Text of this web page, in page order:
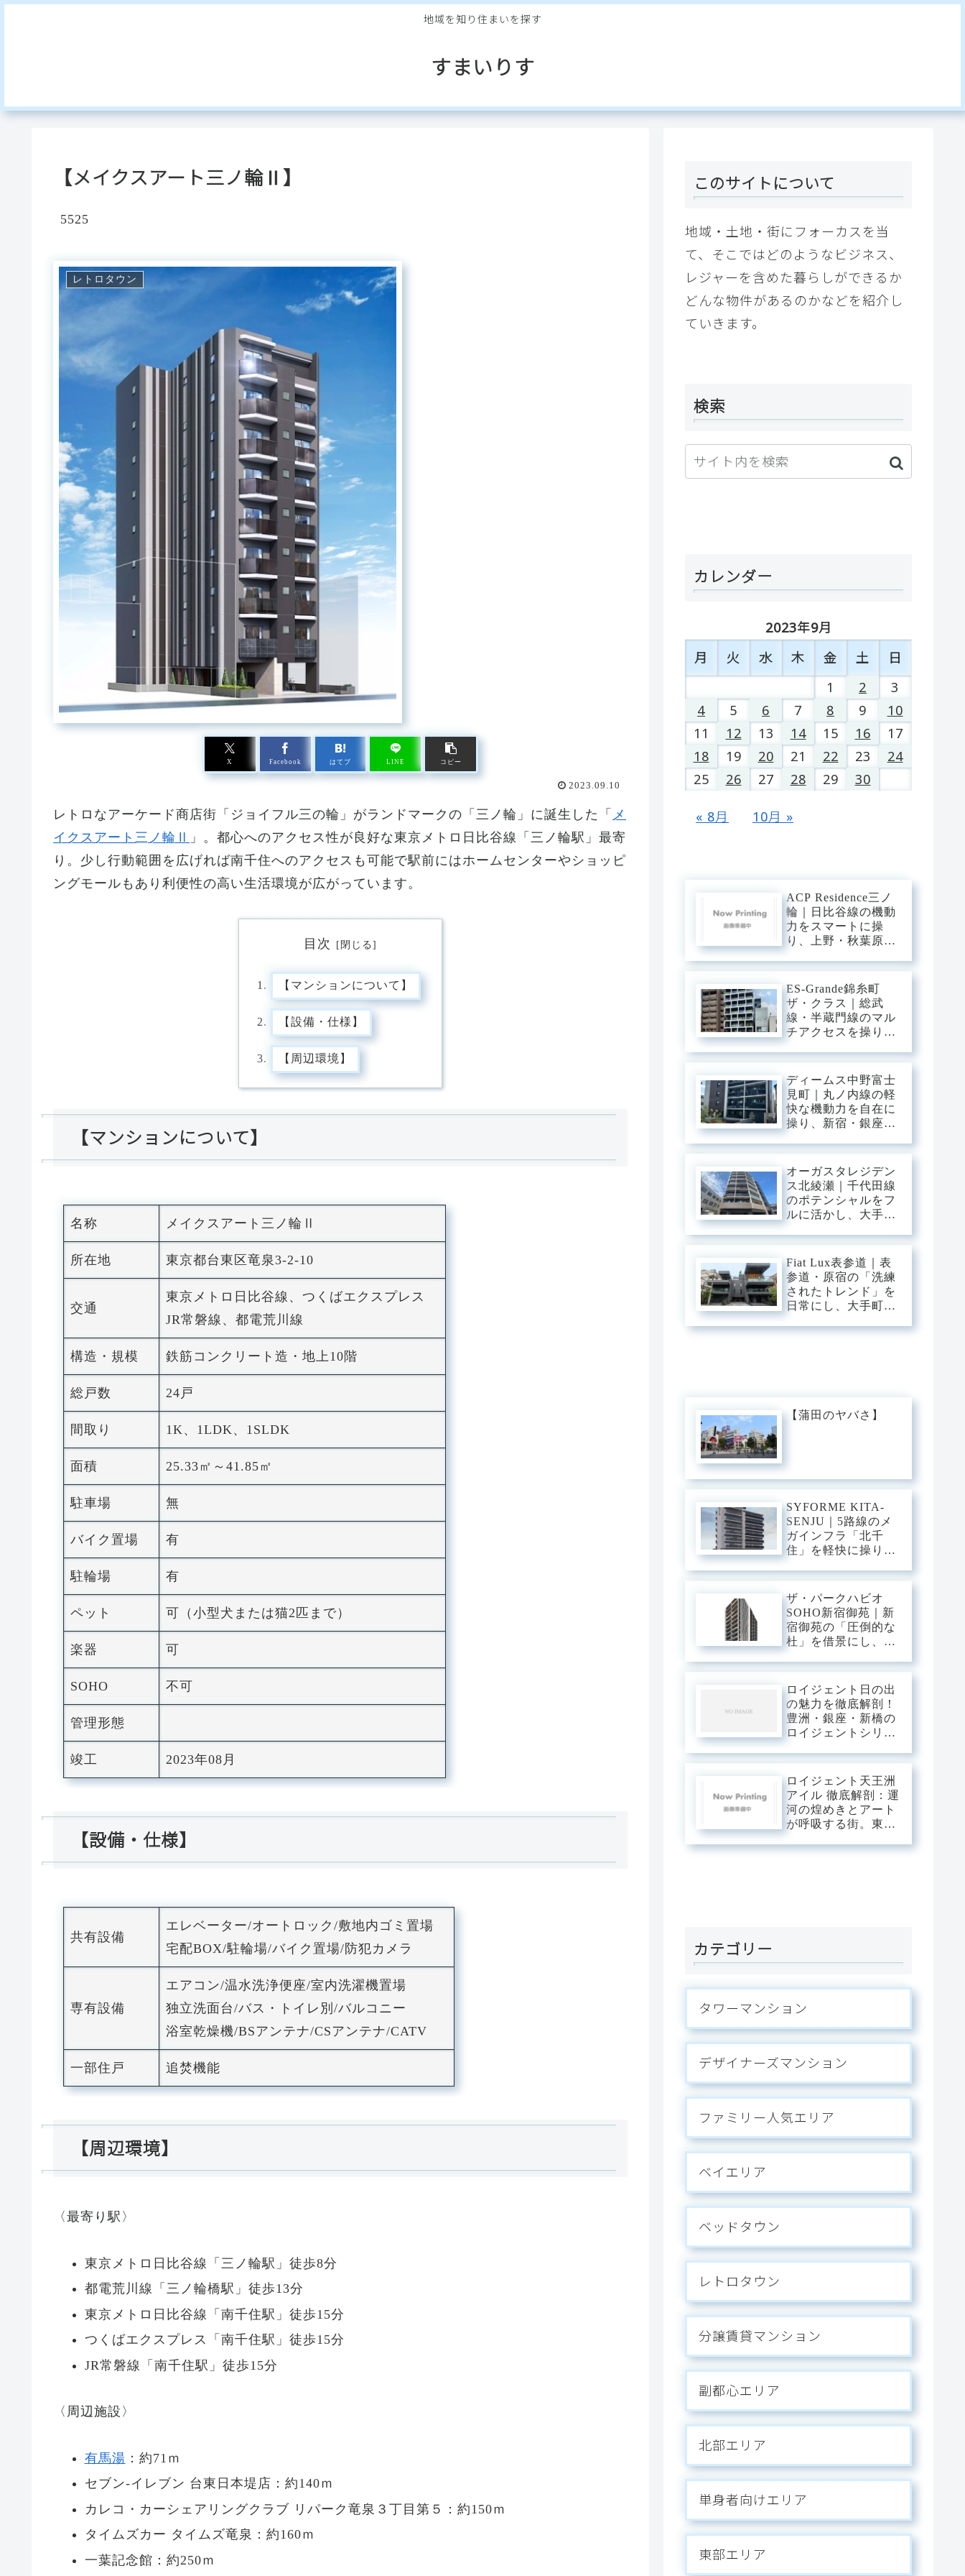
地域を知り住まいを探す
すまいりす
【メイクスアート三ノ輪Ⅱ】
5525
レトロタウン
X Facebook はてブ LINE コピー
2023.09.10
レトロなアーケード商店街「ジョイフル三の輪」がランドマークの「三ノ輪」に誕生した「 メ
イクスアート三ノ輪Ⅱ 」。都心へのアクセス性が良好な東京メトロ日比谷線「三ノ輪駅」最寄
り。少し行動範囲を広げれば南千住へのアクセスも可能で駅前にはホームセンターやショッピ
ングモールもあり利便性の高い生活環境が広がっています。
目次
【マンションについて】
【設備・仕様】
【周辺環境】
【マンションについて】
名称 メイクスアート三ノ輪Ⅱ
所在地 東京都台東区竜泉3-2-10
交通
東京メトロ日比谷線、つくばエクスプレス
JR常磐線、都電荒川線
構造・規模 鉄筋コンクリート造・地上10階
総戸数 24戸
間取り 1K、1LDK、1SLDK
面積 25.33㎡～41.85㎡
駐車場 無
バイク置場 有
駐輪場 有
ペット 可（小型犬または猫2匹まで）
楽器 可
SOHO 不可
管理形態
竣工 2023年08月
【設備・仕様】
共有設備
エレベーター/オートロック/敷地内ゴミ置場
宅配BOX/駐輪場/バイク置場/防犯カメラ
専有設備
エアコン/温水洗浄便座/室内洗濯機置場
独立洗面台/バス・トイレ別/バルコニー
浴室乾燥機/BSアンテナ/CSアンテナ/CATV
一部住戸 追焚機能
【周辺環境】
〈最寄り駅〉
東京メトロ日比谷線「三ノ輪駅」徒歩8分
都電荒川線「三ノ輪橋駅」徒歩13分
東京メトロ日比谷線「南千住駅」徒歩15分
つくばエクスプレス「南千住駅」徒歩15分
JR常磐線「南千住駅」徒歩15分
〈周辺施設〉
有馬湯 ：約71ｍ
セブン-イレブン 台東日本堤店：約140ｍ
カレコ・カーシェアリングクラブ リパーク竜泉３丁目第５：約150ｍ
タイムズカー タイムズ竜泉：約160ｍ
一葉記念館：約250ｍ
このサイトについて
地域・土地・街にフォーカスを当
て、そこではどのようなビジネス、
レジャーを含めた暮らしができるか
どんな物件があるのかなどを紹介し
ていきます。
検索
カレンダー
2023年9月
月
火 水 木 金 土
日
1
2
3
4
5 6 7 8 9
10
11
12 13 14 15 16
17
18
19 20 21 22 23
24
25
26 27 28 29 30
« 8月 10月 »
ACP Residence三ノ
輪｜日比谷線の機動
力をスマートに操
り、上野・秋葉原・
三ノ輪の「味わい深
い情緒」を普段使い
にし、静穏な私域に
寛ぐアーバン・ベー
ス。
ES-Grande錦糸町
ザ・クラス｜総武
線・半蔵門線のマル
チアクセスを操り、
へ一直線。錦糸町の
「先進インフラ」を
普段使いにし、静穏
な私域に寛ぐアーバ
ン・ベース。
ディームス中野富士
見町｜丸ノ内線の軽
快な機動力を自在に
操り、新宿・銀座・
野・弥生町の「静穏
な平穏」に還る、洗
練のアーバン・スタ
イリッシュベース。
オーガスタレジデン
ス北綾瀬｜千代田線
のポテンシャルをフ
ルに活かし、大手
へダイレクト。東和
の「閑静な平穏」と
緑に憩う、機能美あ
ふれるスタイリッシ
ュ・ベース。
Fiat Lux表参道｜表
参道・原宿の「洗練
されたトレンド」を
日常にし、大手町・
クト。神宮前の邸宅
【蒲田のヤバさ】
SYFORME KITA-
SENJU｜5路線のメ
ガインフラ「北千
住」を軽快に操り、
野へダイレクト。駅
前の圧倒的な躍動
と、分譲仕様の「洗
練された静穏」が美
しくリンクするスタ
イリッシュ・ベー
ス。
ザ・パークハビオ
SOHO新宿御苑｜新
宿御苑の「圧倒的な
杜」を借景にし、新
内に収める。職住の
境界を美しく溶か
す、三菱地所レジデ
ンスが贈るハイエン
ドSOHOステージ。
ロイジェント日の出
の魅力を徹底解剖！
豊洲・銀座・新橋の
ロイジェントシリー
ロイジェント天王洲
アイル 徹底解剖：運
河の煌めきとアート
が呼吸する街。東京
を私有する、プレミ
カテゴリー
タワーマンション
デザイナーズマンション
ファミリー人気エリア
ベイエリア
ベッドタウン
レトロタウン
分譲賃貸マンション
副都心エリア
北部エリア
単身者向けエリア
東部エリア